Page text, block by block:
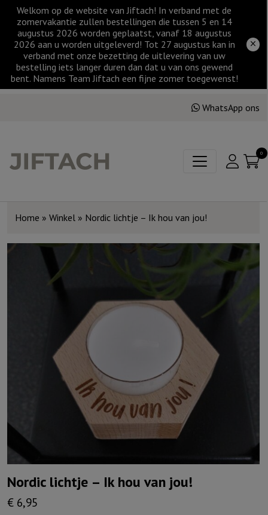
Welkom op de website van Jiftach! In verband met de
zomervakantie zullen bestellingen die tussen 5 en 14
augustus 2026 worden geplaatst, vanaf 18 augustus
2026 aan u worden uitgeleverd! Tot 27 augustus kan in
verband met onze bezetting de uitlevering van uw
bestelling iets langer duren dan dat u van ons gewend
bent. Namens Team Jiftach een fijne zomer toegewenst!
WhatsApp ons
0
Home » Winkel » Nordic lichtje – Ik hou van jou!
Nordic lichtje – Ik hou van jou!
€ 6,95